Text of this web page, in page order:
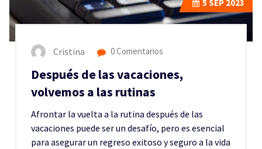
5 SEP 2023
Cristina 0 Comentarios
Después de las vacaciones,
volvemos a las rutinas
Afrontar la vuelta a la rutina después de las
vacaciones puede ser un desafío, pero es esencial
para asegurar un regreso exitoso y seguro a la vida